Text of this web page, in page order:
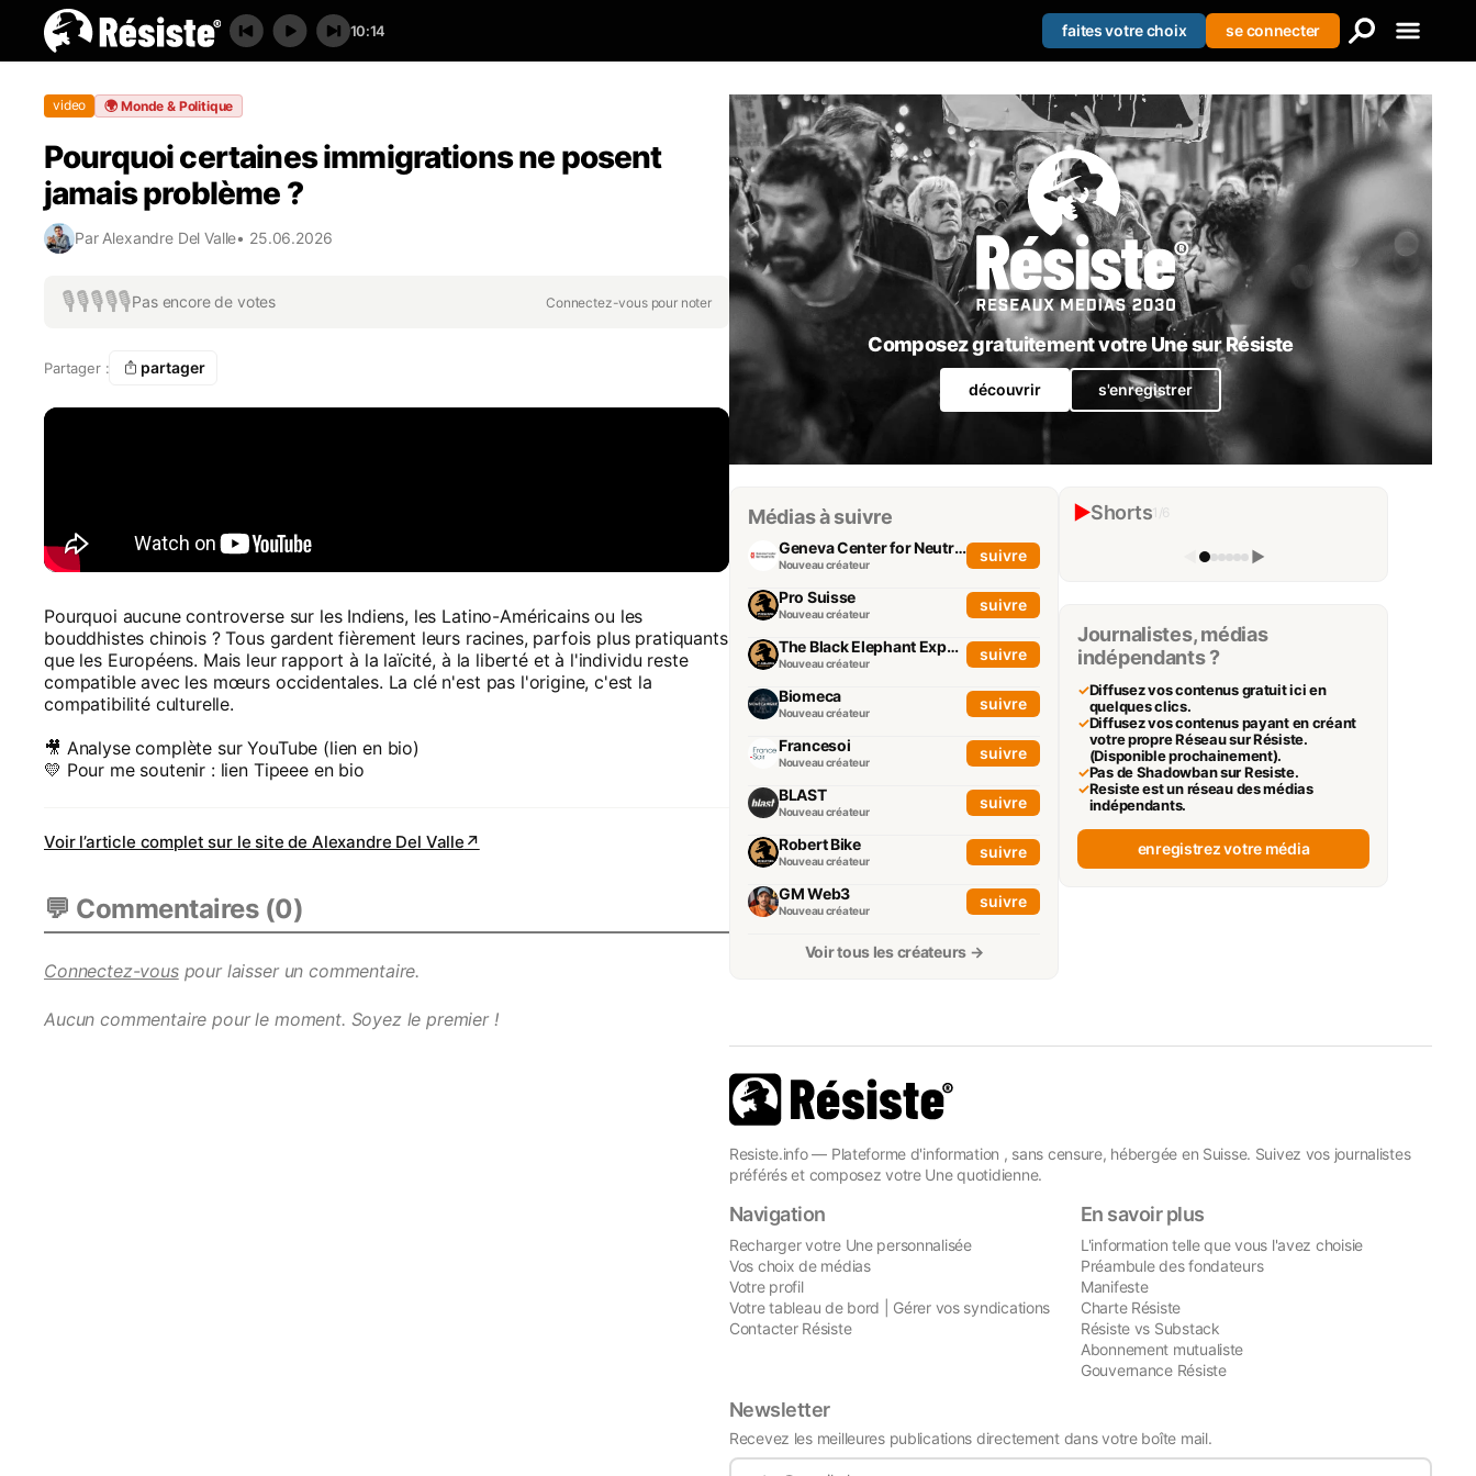
10:14 faites votre choix se connecter
Se connecter
S'enregistrer
video 🌍 Monde & Politique
Pourquoi certaines immigrations ne posent
jamais problème ?
Par Alexandre Del Valle• 25.06.2026
🎙️🎙️🎙️🎙️🎙️Pas encore de votes Connectez-vous pour noter
Partager : partager
Pourquoi aucune controverse sur les Indiens, les Latino-Américains ou les
bouddhistes chinois ? Tous gardent fièrement leurs racines, parfois plus pratiquants
que les Européens. Mais leur rapport à la laïcité, à la liberté et à l'individu reste
compatible avec les mœurs occidentales. La clé n'est pas l'origine, c'est la
compatibilité culturelle.
🎥 Analyse complète sur YouTube (lien en bio)
💛 Pour me soutenir : lien Tipeee en bio
Voir l’article complet sur le site de Alexandre Del Valle ↗
💬 Commentaires (0)
Connectez-vouspour laisser un commentaire.
Aucun commentaire pour le moment. Soyez le premier !
Composez gratuitement votre Une sur Résiste
découvrir s'enregistrer
Médias à suivre
Geneva Center for Neutrality
Nouveau créateur
suivre
Pro Suisse
Nouveau créateur
suivre
The Black Elephant Experience
Nouveau créateur
suivre
Biomeca
Nouveau créateur
suivre
Francesoi
Nouveau créateur
suivre
BLAST
Nouveau créateur
suivre
Robert Bike
Nouveau créateur
suivre
GM Web3
Nouveau créateur
suivre
Voir tous les créateurs →
▶Shorts 1 /6
Biomeca
▶
Journalistes, médias
indépendants ?
✓Diffusez vos contenus gratuit ici en
quelques clics.
✓Diffusez vos contenus payant en créant
votre propre Réseau sur Résiste.
(Disponible prochainement).
✓Pas de Shadowban sur Resiste.
✓Resiste est un réseau des médias
indépendants.
enregistrez votre média
Resiste.info — Plateforme d'information , sans censure, hébergée en Suisse. Suivez vos journalistes
préférés et composez votre Une quotidienne.
Navigation
Recharger votre Une personnalisée
Vos choix de médias
Votre profil
Votre tableau de bord | Gérer vos syndications
Contacter Résiste
En savoir plus
L'information telle que vous l'avez choisie
Préambule des fondateurs
Manifeste
Charte Résiste
Résiste vs Substack
Abonnement mutualiste
Gouvernance Résiste
Newsletter
Recevez les meilleures publications directement dans votre boîte mail.